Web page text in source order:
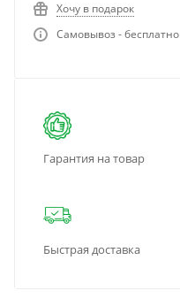
Хочу в подарок
Самовывоз - бесплатно
Гарантия на товар
Быстрая доставка